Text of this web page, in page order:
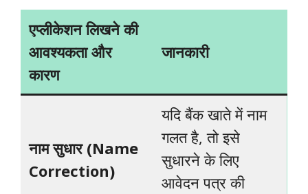
एप्लीकेशन लिखने की
आवश्यकता और
कारण
जानकारी
नाम सुधार (Name
Correction)
यदि बैंक खाते में नाम
गलत है, तो इसे
सुधारने के लिए
आवेदन पत्र की